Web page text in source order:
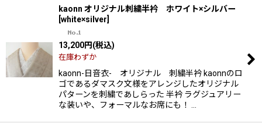
kaonn オリジナル刺繍半衿 ホワイト×シルバー
white×silver
13,200円(税込)
在庫わずか
kaonn-日音衣- オリジナル 刺繍半衿 kaonnのロ
ゴであるダマスク文様をアレンジしたオリジナル
パターンを刺繍であしらった 半衿 ラグジュアリー
な装いや、フォーマルなお席にも！ …